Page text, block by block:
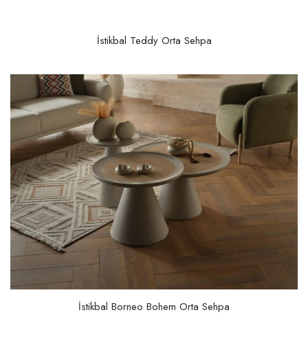
İstikbal Teddy Orta Sehpa
İstikbal Borneo Bohem Orta Sehpa